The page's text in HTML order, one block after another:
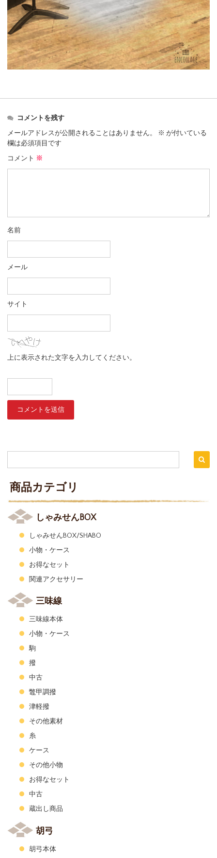
コメントを残す
メールアドレスが公開されることはありません。
※ が付いている
欄は必須項目です
コメント ※
名前
メール
サイト
上に表示された文字を入力してください。
商品カテゴリ
しゃみせんBOX
しゃみせんBOX/SHABO
小物・ケース
お得なセット
関連アクセサリー
三味線
三味線本体
小物・ケース
駒
撥
中古
鼈甲調撥
津軽撥
その他素材
糸
ケース
その他小物
お得なセット
中古
蔵出し商品
胡弓
胡弓本体